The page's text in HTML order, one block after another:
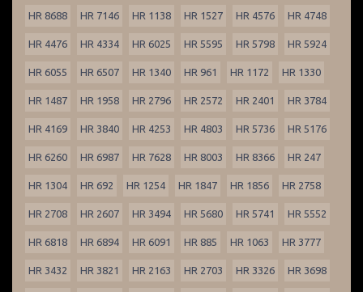
HR 8688 HR 7146 HR 1138 HR 1527 HR 4576 HR 4748
HR 4476 HR 4334 HR 6025 HR 5595 HR 5798 HR 5924
HR 6055 HR 6507 HR 1340 HR 961 HR 1172 HR 1330
HR 1487 HR 1958 HR 2796 HR 2572 HR 2401 HR 3784
HR 4169 HR 3840 HR 4253 HR 4803 HR 5736 HR 5176
HR 6260 HR 6987 HR 7628 HR 8003 HR 8366 HR 247
HR 1304 HR 692 HR 1254 HR 1847 HR 1856 HR 2758
HR 2708 HR 2607 HR 3494 HR 5680 HR 5741 HR 5552
HR 6818 HR 6894 HR 6091 HR 885 HR 1063 HR 3777
HR 3432 HR 3821 HR 2163 HR 2703 HR 3326 HR 3698